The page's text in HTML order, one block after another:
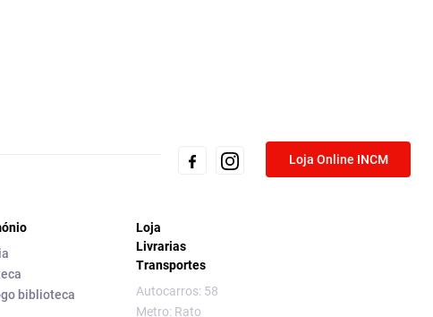
Loja Online INCM
biblioteca
Loja
Livrarias
Transportes
Autocarros: 58
Metro: Rato